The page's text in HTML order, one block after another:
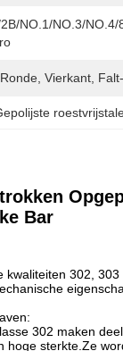
NO.1/NO.3/NO.4/
Ronde, Vierkant,
Bar
kwaliteiten 302,
302 maken
hoge sterkte.Ze